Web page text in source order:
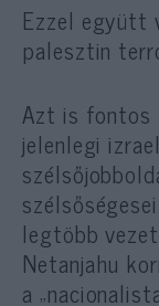
Ezzel együtt
palesztin
Azt is fontos
jelenlegi
legtöbb
Netanjahu
a